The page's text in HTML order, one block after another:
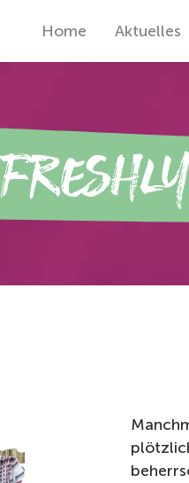
Home Aktuelles